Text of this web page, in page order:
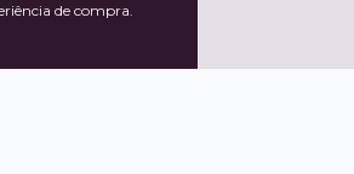
de compra.